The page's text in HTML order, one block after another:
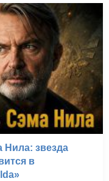
Нила: звезда
в